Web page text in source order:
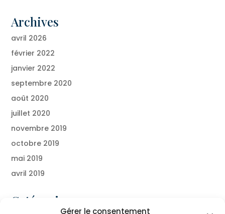
Gérer le consentement
Archives
avril 2026
février 2022
janvier 2022
septembre 2020
août 2020
juillet 2020
novembre 2019
octobre 2019
mai 2019
avril 2019
Catégories